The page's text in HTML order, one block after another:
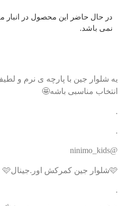
در حال حاضر این محصول در
نمی باشد.
یه شلوار جین با پارچه ی نرم و
انتخاب مناسبی باشه🤩
.
.
@ninimo_kids
🩷شلوار جین کمرکش اور.جینال🩷
.